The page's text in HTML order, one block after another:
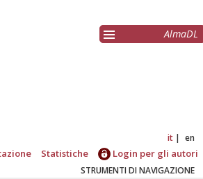
AlmaDL
it en
Statistiche Login per gli autori
STRUMENTI DI NAVIGAZIONE